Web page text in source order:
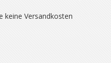
keine Versandkosten